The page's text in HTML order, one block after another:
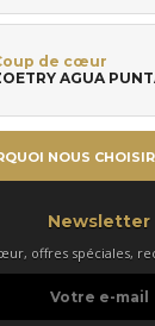
de cœur
AGUA
NOUS
Newsletter
offres spéciales,